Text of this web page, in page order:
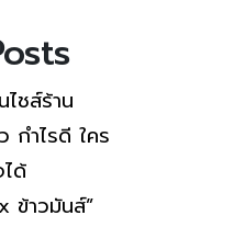
ชส์ร้าน
กำไรดี ใคร
ด้
ข้าวมันส์”